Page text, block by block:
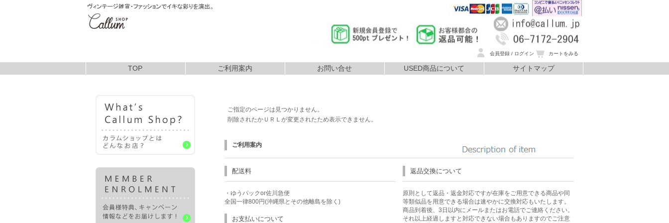
会員登録 / ログイン カートをみる
TOP ご利用案内 お問い合せ USED商品について
サイトマップ
ご指定のページは見つかりません。
削除されたかＵＲＬが変更されたため表示できません。
ご利用案内
配送料
・ゆうパックor佐川急便
全国一律800円(沖縄県とその他離島を除く)
お支払いについて
返品交換について
原則として返品・返金対応ですが在庫をご用意できる商品や同
等類似品を用意できる場合は速やかに交換対応もいたします。
商品到着後、3日以内にメールまたはお電話でご連絡ください。
それ以上経過しますと対応できない場合もありますのでご注意